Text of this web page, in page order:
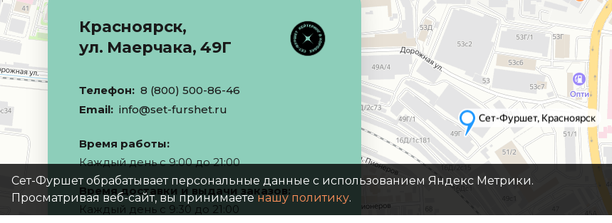
Красноярск,
ул. Маерчака, 49Г
Телефон: 8 (800) 500-86-46
Email: info@set-furshet.ru
Время работы:
Каждый день с 9:00 до 21:00
Время доставки и выдачи заказов:
Каждый день с 9:30 до 21:00
Сет-Фуршет обрабатывает персональные данные с использованием Яндекс Метрики.
Просматривая веб-сайт, вы принимаетенашу политику.